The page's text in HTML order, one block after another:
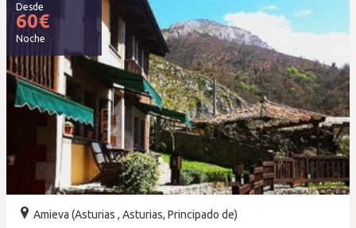
Desde
60€
Noche
Amieva (Asturias , Asturias, Principado de)